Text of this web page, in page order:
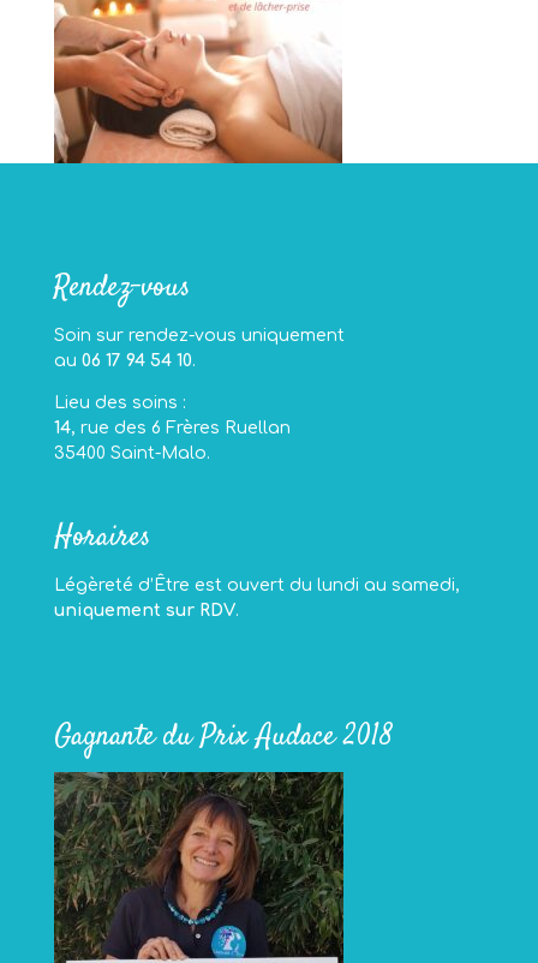
Rendez-vous
Soin sur rendez-vous uniquement
au 06 17 94 54 10.
Lieu des soins :
14, rue des 6 Frères Ruellan
35400 Saint-Malo.
Horaires
Légèreté d’Être est ouvert du lundi au samedi,
uniquement sur RDV.
Gagnante du Prix Audace 2018